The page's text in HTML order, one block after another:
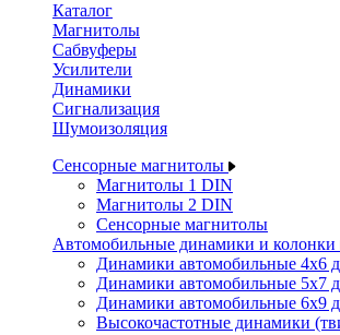
Каталог
Магнитолы
Сабвуферы
Усилители
Динамики
Сигнализация
Шумоизоляция
Сенсорные магнитолы
Магнитолы 1 DIN
Магнитолы 2 DIN
Сенсорные магнитолы
Автомобильные динамики и колонки
Динамики автомобильные 4x6
Динамики автомобильные 5x7
Динамики автомобильные 6x9
Высокочастотные динамики